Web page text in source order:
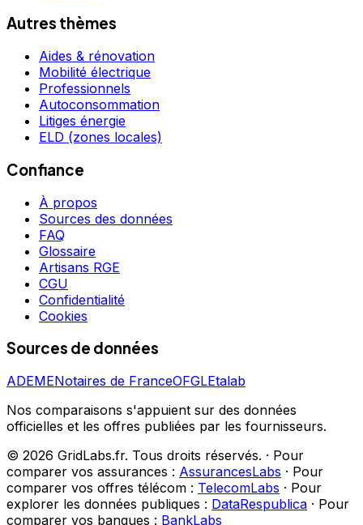
Autres thèmes
Aides & rénovation
Mobilité électrique
Professionnels
Autoconsommation
Litiges énergie
ELD (zones locales)
Confiance
À propos
Sources des données
FAQ
Glossaire
Artisans RGE
CGU
Confidentialité
Cookies
Sources de données
ADEMENotaires de FranceOFGLEtalab
Nos comparaisons s'appuient sur des données
officielles et les offres publiées par les fournisseurs.
© 2026 GridLabs.fr. Tous droits réservés. · Pour
comparer vos assurances : AssurancesLabs · Pour
comparer vos offres télécom : TelecomLabs · Pour
explorer les données publiques : DataRespublica · Pour
comparer vos banques : BankLabs